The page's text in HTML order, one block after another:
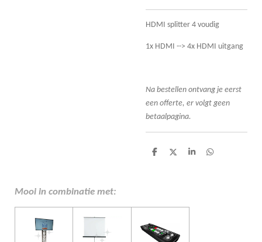
HDMI splitter 4 voudig
1x HDMI --> 4x HDMI uitgang
Na bestellen ontvang je eerst
een offerte, er volgt geen
betaalpagina.
D
D
S
D
Mooi in combinatie met: